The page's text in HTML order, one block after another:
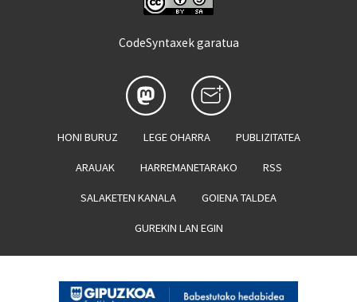
CodeSyntaxek garatua
HONI BURUZ LEGE OHARRA PUBLIZITATEA
ARAUAK HARREMANETARAKO RSS
SALAKETEN KANALA GOIENA TALDEA
GUREKIN LAN EGIN